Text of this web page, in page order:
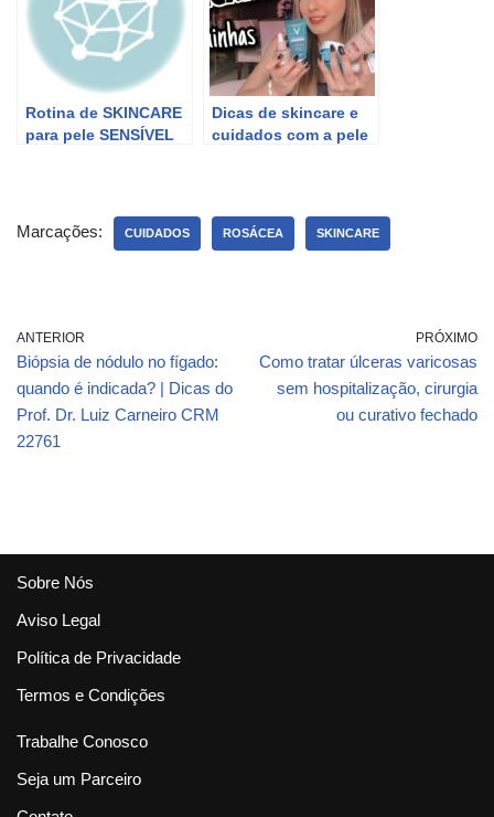
Rotina de SKINCARE
para pele SENSÍVEL
Dicas de skincare e
cuidados com a pele
Marcações: CUIDADOS ROSÁCEA SKINCARE
ANTERIOR
Biópsia de nódulo no fígado:
quando é indicada? | Dicas do
Prof. Dr. Luiz Carneiro CRM
22761
PRÓXIMO
Como tratar úlceras varicosas
sem hospitalização, cirurgia
ou curativo fechado
Sobre Nós
Aviso Legal
Política de Privacidade
Termos e Condições
Trabalhe Conosco
Seja um Parceiro